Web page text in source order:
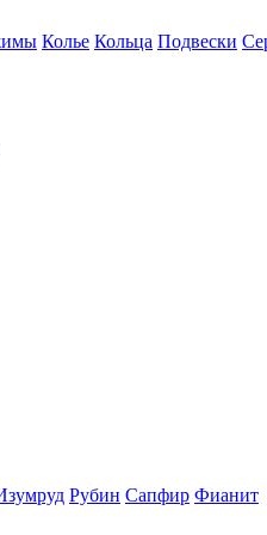
Колье Кольца Подвески
Рубин Сапфир Фианит